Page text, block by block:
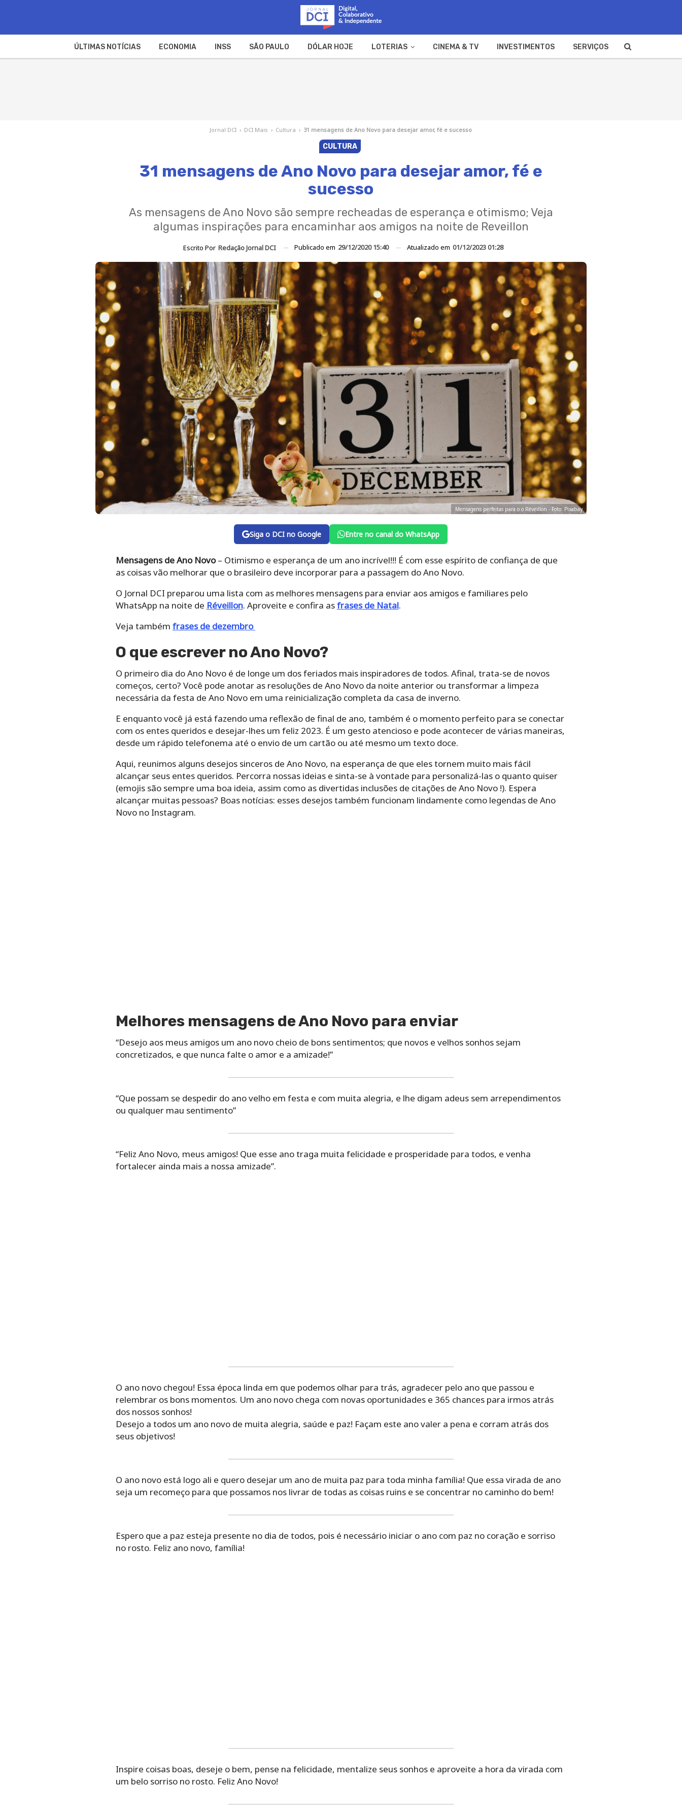
ÚLTIMAS NOTÍCIAS ECONOMIA INSS SÃO PAULO DÓLAR HOJE LOTERIAS CINEMA & TV INVESTIMENTOS SERVIÇOS
Jornal DCI › DCI Mais › Cultura › 31 mensagens de Ano Novo para desejar amor, fé e sucesso
CULTURA
31 mensagens de Ano Novo para desejar amor, fé e
sucesso
As mensagens de Ano Novo são sempre recheadas de esperança e otimismo; Veja
algumas inspirações para encaminhar aos amigos na noite de Reveillon
Escrito Por Redação Jornal DCI Publicado em 29/12/2020 15:40 Atualizado em 01/12/2023 01:28
Mensagens perfeitas para o o Réveillon - Foto: Pixabay
Siga o DCI no Google Entre no canal do WhatsApp
Mensagens de Ano Novo– Otimismo e esperança de um ano incrível!!! É com esse espírito de confiança de que
as coisas vão melhorar que o brasileiro deve incorporar para a passagem do Ano Novo.
O Jornal DCI preparou uma lista com as melhores mensagens para enviar aos amigos e familiares pelo
WhatsApp na noite de Réveillon. Aproveite e confira asfrases de Natal.
Veja também frases de dezembro
O que escrever no Ano Novo?
O primeiro dia do Ano Novo é de longe um dos feriados mais inspiradores de todos. Afinal, trata-se de novos
começos, certo? Você pode anotar as resoluções de Ano Novo da noite anterior ou transformar a limpeza
necessária da festa de Ano Novo em uma reinicialização completa da casa de inverno.
E enquanto você já está fazendo uma reflexão de final de ano, também é o momento perfeito para se conectar
com os entes queridos e desejar-lhes um feliz 2023. É um gesto atencioso e pode acontecer de várias maneiras,
desde um rápido telefonema até o envio de um cartão ou até mesmo um texto doce.
Aqui, reunimos alguns desejos sinceros de Ano Novo, na esperança de que eles tornem muito mais fácil
alcançar seus entes queridos. Percorra nossas ideias e sinta-se à vontade para personalizá-las o quanto quiser
(emojis são sempre uma boa ideia, assim como as divertidas inclusões de citações de Ano Novo !). Espera
alcançar muitas pessoas? Boas notícias: esses desejos também funcionam lindamente como legendas de Ano
Novo no Instagram.
Melhores mensagens de Ano Novo para enviar
“Desejo aos meus amigos um ano novo cheio de bons sentimentos; que novos e velhos sonhos sejam
concretizados, e que nunca falte o amor e a amizade!”
“Que possam se despedir do ano velho em festa e com muita alegria, e lhe digam adeus sem arrependimentos
ou qualquer mau sentimento”
“Feliz Ano Novo, meus amigos! Que esse ano traga muita felicidade e prosperidade para todos, e venha
fortalecer ainda mais a nossa amizade”.
O ano novo chegou! Essa época linda em que podemos olhar para trás, agradecer pelo ano que passou e
relembrar os bons momentos. Um ano novo chega com novas oportunidades e 365 chances para irmos atrás
dos nossos sonhos!
Desejo a todos um ano novo de muita alegria, saúde e paz! Façam este ano valer a pena e corram atrás dos
seus objetivos!
O ano novo está logo ali e quero desejar um ano de muita paz para toda minha família! Que essa virada de ano
seja um recomeço para que possamos nos livrar de todas as coisas ruins e se concentrar no caminho do bem!
Espero que a paz esteja presente no dia de todos, pois é necessário iniciar o ano com paz no coração e sorriso
no rosto. Feliz ano novo, família!
Inspire coisas boas, deseje o bem, pense na felicidade, mentalize seus sonhos e aproveite a hora da virada com
um belo sorriso no rosto. Feliz Ano Novo!